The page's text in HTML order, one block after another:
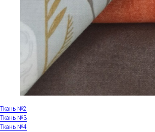
Ткань №2
Ткань №3
Ткань №4